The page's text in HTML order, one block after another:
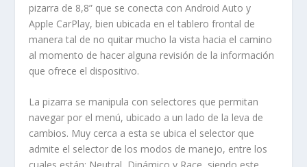
pizarra de 8,8” que se conecta con Android Auto y
Apple CarPlay, bien ubicada en el tablero frontal de
manera tal de no quitar mucho la vista hacia el camino
al momento de hacer alguna revisión de la información
que ofrece el dispositivo.
La pizarra se manipula con selectores que permitan
navegar por el menú, ubicado a un lado de la leva de
cambios. Muy cerca a esta se ubica el selector que
admite el selector de los modos de manejo, entre los